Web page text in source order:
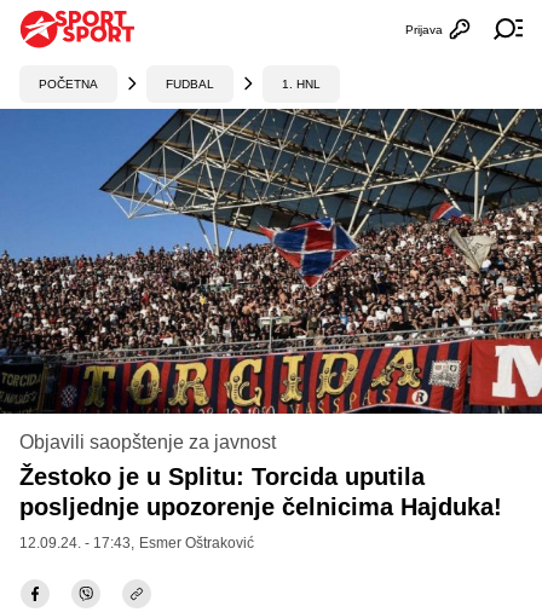
Otvori
Prijava
POČETNA FUDBAL 1. HNL
Objavili saopštenje za javnost
Žestoko je u Splitu: Torcida uputila
posljednje upozorenje čelnicima Hajduka!
12.09.24. - 17:43, Esmer Oštraković